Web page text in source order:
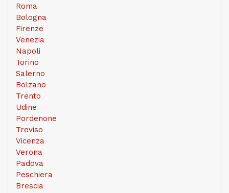
Roma
Bologna
Firenze
Venezia
Napoli
Torino
Salerno
Bolzano
Trento
Udine
Pordenone
Treviso
Vicenza
Verona
Padova
Peschiera
Brescia